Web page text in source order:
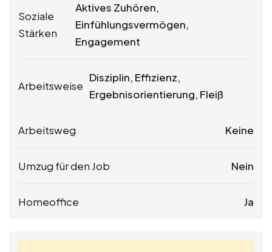
Soziale
Stärken
Aktives Zuhören,
Einfühlungsvermögen,
Engagement
Arbeitsweise
Disziplin, Effizienz,
Ergebnisorientierung, Fleiß
Arbeitsweg Keine
Umzug für den Job Nein
Homeoffice Ja